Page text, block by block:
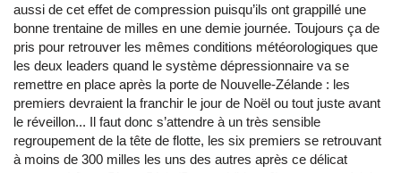
aussi de cet effet de compression puisqu’ils ont grappillé une
bonne trentaine de milles en une demie journée. Toujours ça de
pris pour retrouver les mêmes conditions météorologiques que
les deux leaders quand le système dépressionnaire va se
remettre en place après la porte de Nouvelle-Zélande : les
premiers devraient la franchir le jour de Noël ou tout juste avant
le réveillon... Il faut donc s’attendre à un très sensible
regroupement de la tête de flotte, les six premiers se retrouvant
à moins de 300 milles les uns des autres après ce délicat